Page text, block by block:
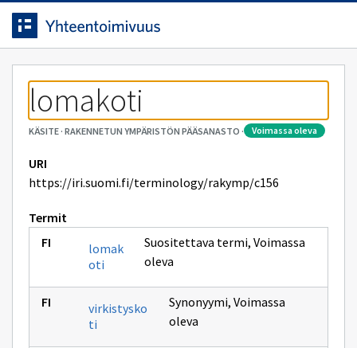
Siirrytty
sivulle
Siirry suoraan sisältöön.
lomakoti
KÄSITE· RAKENNETUN YMPÄRISTÖN PÄÄSANASTO · voimassa oleva
URI
https://iri.suomi.fi/terminology/rakymp/c156
Termit
lomak
oti
Suositettava termi,Voimassa
oleva
virkistysko
ti
Synonyymi, Voimassa
oleva